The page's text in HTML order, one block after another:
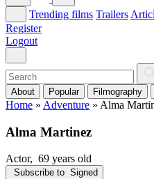
Trending films Trailers
Register
Logout
About Popular Filmography
Home » Adventure » Alma
Alma Martinez
Actor, 69 years old
Subscribe to Signed